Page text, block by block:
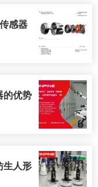
感器
的优势
生人形